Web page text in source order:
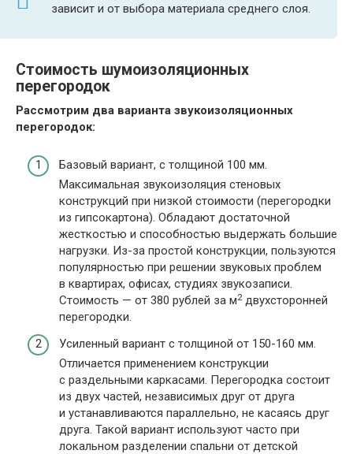
зависит и от выбора материала среднего слоя.
Стоимость шумоизоляционных
перегородок
Рассмотрим два варианта звукоизоляционных
перегородок:
Базовый вариант, с толщиной 100 мм.
Максимальная звукоизоляция стеновых
конструкций при низкой стоимости (перегородки
из гипсокартона). Обладают достаточной
жесткостью и способностью выдержать большие
нагрузки. Из-за простой конструкции, пользуются
популярностью при решении звуковых проблем
в квартирах, офисах, студиях звукозаписи.
Стоимость — от 380 рублей за м2двухсторонней
перегородки.
Усиленный вариант с толщиной от 150-160 мм.
Отличается применением конструкции
с раздельными каркасами. Перегородка состоит
из двух частей, независимых друг от друга
и устанавливаются параллельно, не касаясь друг
друга. Такой вариант используют часто при
локальном разделении спальни от детской